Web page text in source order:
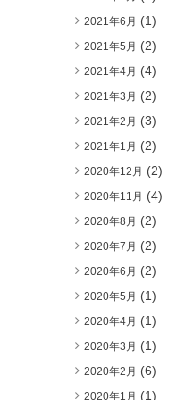
2021年6月 (1)
2021年5月 (2)
2021年4月 (4)
2021年3月 (2)
2021年2月 (3)
2021年1月 (2)
2020年12月 (2)
2020年11月 (4)
2020年8月 (2)
2020年7月 (2)
2020年6月 (2)
2020年5月 (1)
2020年4月 (1)
2020年3月 (1)
2020年2月 (6)
2020年1月 (1)